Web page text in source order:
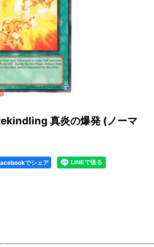
真炎の爆発 (ノーマ
でシェア